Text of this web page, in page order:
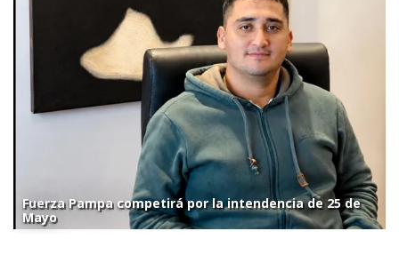
Fuerza Pampa competirá por la intendencia de 25 de
Mayo